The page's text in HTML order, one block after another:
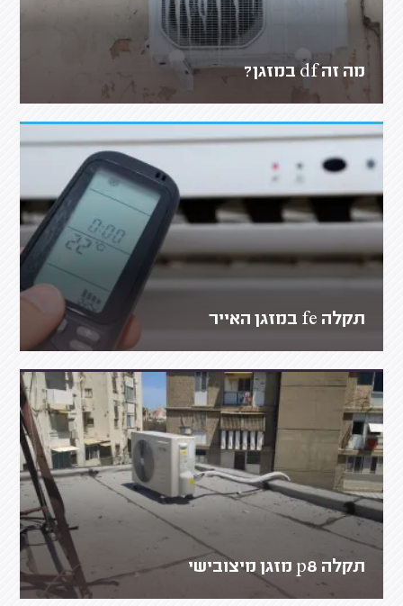
מה זה df במזגן?
תקלה fe במזגן האייר
תקלה p8 מזגן מיצובישי